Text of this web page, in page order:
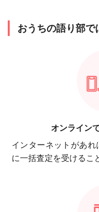
おうちの語り部
オンライン
インターネットがあ
に一括査定を受けるこ